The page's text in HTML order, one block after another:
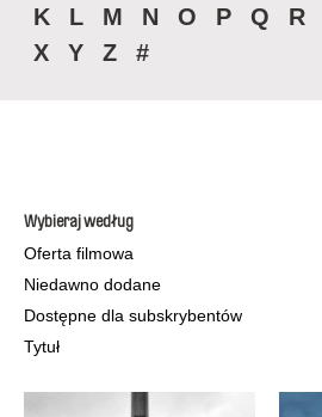
K
L M N O P Q R
X
Y Z #
Wybieraj według
Oferta filmowa
Niedawno dodane
Dostępne dla subskrybentów
Tytuł